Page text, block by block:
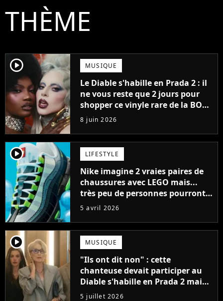
THÈME
player2 MUSIQUE
Le Diable s'habille en Prada 2 : il
ne vous reste que 2 jours pour
shopper ce vinyle rare de la BO
avec Lady Gaga
8 juin 2026
player2 LIFESTYLE
Nike imagine 2 vraies paires de
chaussures avec LEGO mais...
très peu de personnes pourront
les porter
5 avril 2026
player2 MUSIQUE
"Ils ont dit non" : cette
chanteuse devait participer au
Diable s'habille en Prada 2 mais
sa proposition a été écartée
5 juillet 2026